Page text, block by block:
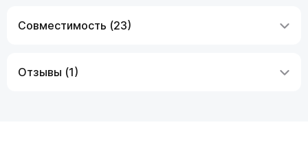
Совместимость (23)
Отзывы (1)